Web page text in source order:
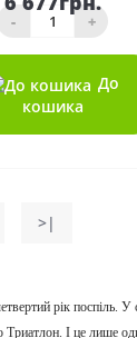
- +
До
кошика
>|
рік поспіль.
І це лише